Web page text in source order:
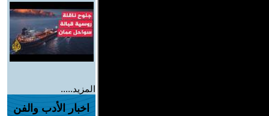
المزيد.....
اخبار الأدب والفن